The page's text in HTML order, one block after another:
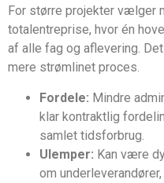
For større projekter vælger
totalentreprise, hvor én
af alle fag og aflevering.
mere strømlinet proces.
Fordele: Mindre
klar kontraktlig
samlet tidsforbrug.
Ulemper: Kan være
om